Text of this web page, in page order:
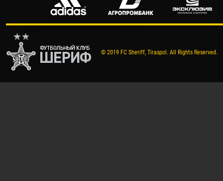
© 2019 FC Sheriff, Tiraspol. All Rights Reserved.